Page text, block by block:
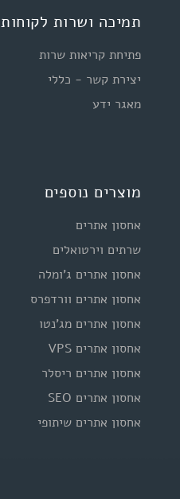
תמיכה ושרות לקוחות
פתיחת קריאות שרות
יצירת קשר - כללי
מאגר ידע
מוצרים נוספים
אחסון אתרים
שרתים וירטואלים
אחסון אתרים ג'ומלה
אחסון אתרים וורדפרס
אחסון אתרים מג'נטו
אחסון אתרים VPS
אחסון אתרים ריסלר
אחסון אתרים SEO
אחסון אתרים שיתופי